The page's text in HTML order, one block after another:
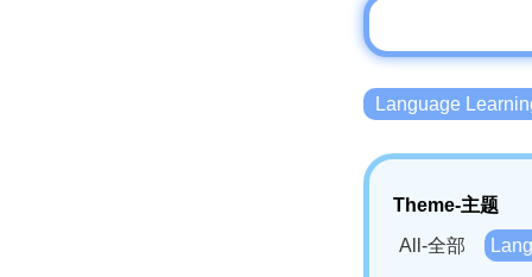
Language
Theme-主题
All-全部